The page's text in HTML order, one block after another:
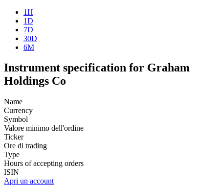
1H
1D
7D
30D
6M
Instrument specification for Graham
Holdings Co
Name
Currency
Symbol
Valore minimo dell'ordine
Ticker
Ore di trading
Type
Hours of accepting orders
ISIN
Apri un account